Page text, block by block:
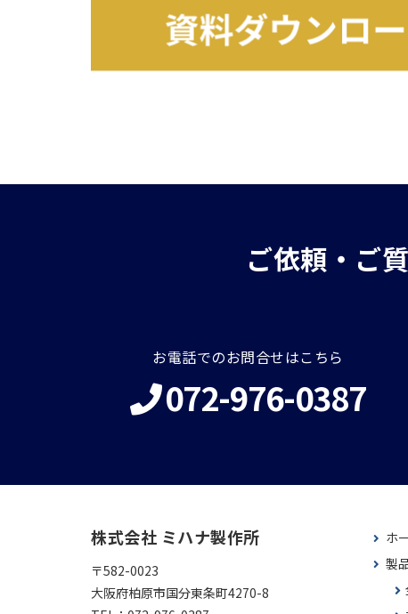
ご依頼・ご
お電話でのお問合せはこちら
072-976-0387
株式会社 ミハナ製作所
〒582-0023
大阪府柏原市国分東条町4270-8
ホ
製